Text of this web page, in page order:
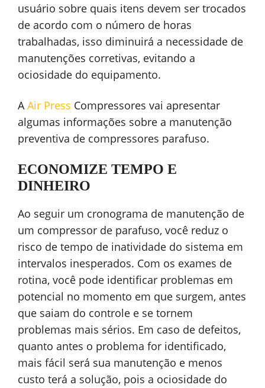
usuário sobre quais itens devem ser trocados
de acordo com o número de horas
trabalhadas, isso diminuirá a necessidade de
manutenções corretivas, evitando a
ociosidade do equipamento.
A Air Press Compressores vai apresentar
algumas informações sobre a manutenção
preventiva de compressores parafuso.
ECONOMIZE TEMPO E
DINHEIRO
Ao seguir um cronograma de manutenção de
um compressor de parafuso, você reduz o
risco de tempo de inatividade do sistema em
intervalos inesperados. Com os exames de
rotina, você pode identificar problemas em
potencial no momento em que surgem, antes
que saiam do controle e se tornem
problemas mais sérios. Em caso de defeitos,
quanto antes o problema for identificado,
mais fácil será sua manutenção e menos
custo terá a solução, pois a ociosidade do